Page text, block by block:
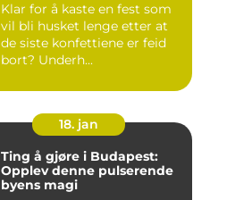
Klar for å kaste en fest som
vil bli husket lenge etter at
de siste konfettiene er feid
bort? Underh...
18. jan
Ting å gjøre i Budapest:
Opplev denne pulserende
byens magi